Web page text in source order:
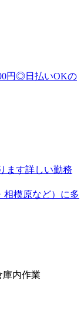
円◎日払いOKの
ます詳しい勤務
模原など）に多
庫内作業